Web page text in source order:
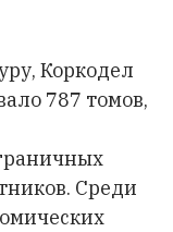
Коркодел
787 томов,
Среди